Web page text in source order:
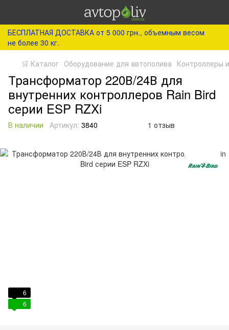
БЕСПЛАТНАЯ ДОСТАВКА от 5 000 грн., объемным весом
не более 30 кг.
🛒 Каталог Оборудование для автополива Контроллеры
Трансформатор 220В/24В для
внутренних контроллеров Rain Bird
серии ESP RZXi
В наличии Артикул: 3840 1 отзыв
6
6